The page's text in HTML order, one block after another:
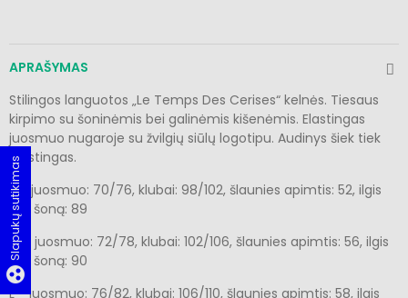
APRAŠYMAS
Stilingos languotos „Le Temps Des Cerises“ kelnės. Tiesaus
kirpimo su šoninėmis bei galinėmis kišenėmis. Elastingas
juosmuo nugaroje su žvilgių siūlų logotipu. Audinys šiek tiek
elastingas.
S - juosmuo: 70/76, klubai: 98/102, šlaunies apimtis: 52, ilgis
per šoną: 89
M - juosmuo: 72/78, klubai: 102/106, šlaunies apimtis: 56, ilgis
per šoną: 90
L - juosmuo: 76/82, klubai: 106/110, šlaunies apimtis: 58, ilgis
group_work
Slapukų sutikimas